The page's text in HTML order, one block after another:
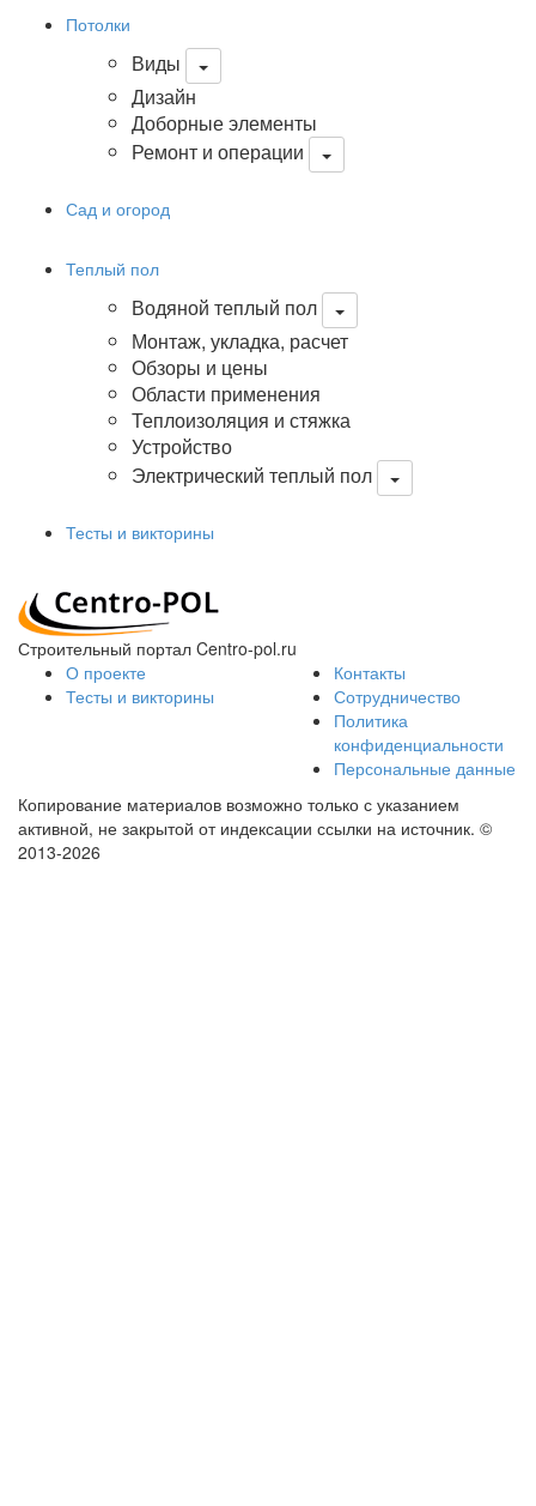
Потолки
Виды
Дизайн
Доборные элементы
Ремонт и операции
Сад и огород
Теплый пол
Водяной теплый пол
Монтаж, укладка, расчет
Обзоры и цены
Области применения
Теплоизоляция и стяжка
Устройство
Электрический теплый пол
Тесты и викторины
Строительный портал Centro-pol.ru
О проекте
Тесты и викторины
Контакты
Сотрудничество
Политика
конфиденциальности
Персональные данные
Копирование материалов возможно только с указанием
активной, не закрытой от индексации ссылки на источник. ©
2013-2026